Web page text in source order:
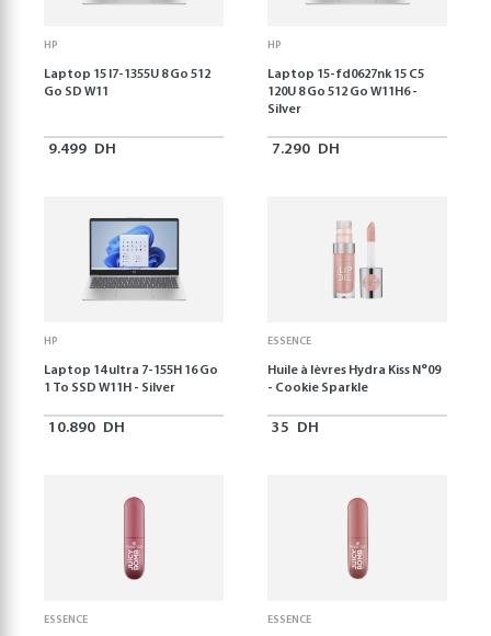
HP
Laptop 15 I7-1355U 8 Go 512
Go SD W11
9.499 DH
HP
Laptop 15-fd0627nk 15 C5
120U 8 Go 512 Go W11H6 -
Silver
7.290 DH
HP
Laptop 14 ultra 7-155H 16 Go
1 To SSD W11H - Silver
10.890 DH
ESSENCE
Huile à lèvres Hydra Kiss N°09
- Cookie Sparkle
35 DH
ESSENCE ESSENCE